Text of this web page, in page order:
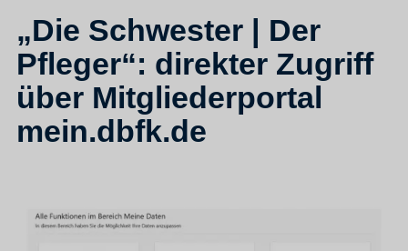
„Die Schwester | Der
Pfleger“: direkter Zugriff
über Mitgliederportal
mein.dbfk.de